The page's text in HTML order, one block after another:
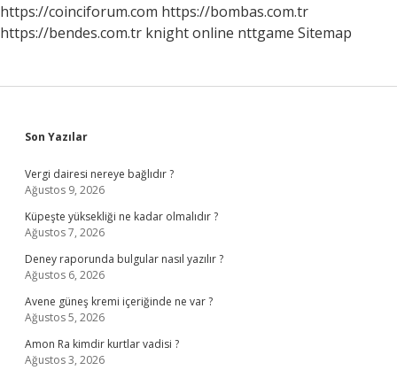
Kampüste
https://coinciforum.com https://bombas.com.tr
https://bendes.com.tr knight online nttgame Sitemap
Sidebar
Son Yazılar
Vergi dairesi nereye bağlıdır ?
Ağustos 9, 2026
Küpeşte yüksekliği ne kadar olmalıdır ?
Ağustos 7, 2026
Deney raporunda bulgular nasıl yazılır ?
Ağustos 6, 2026
Avene güneş kremi içeriğinde ne var ?
Ağustos 5, 2026
Amon Ra kimdir kurtlar vadisi ?
Ağustos 3, 2026